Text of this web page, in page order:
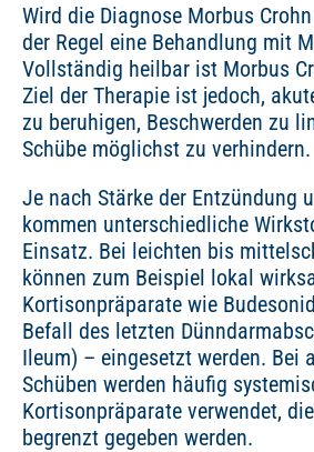
Wird die Diagnose Morbus
der Regel eine Behandlung mit
Vollständig heilbar ist Morbus
Ziel der Therapie ist jedoch,
zu beruhigen, Beschwerden zu
Schübe möglichst zu verhindern.
Je nach Stärke der Entzündung
kommen unterschiedliche
Einsatz. Bei leichten bis
können zum Beispiel lokal
Kortisonpräparate wie
Befall des letzten
Ileum) – eingesetzt werden. Bei
Schüben werden häufig
Kortisonpräparate verwendet,
begrenzt gegeben werden.